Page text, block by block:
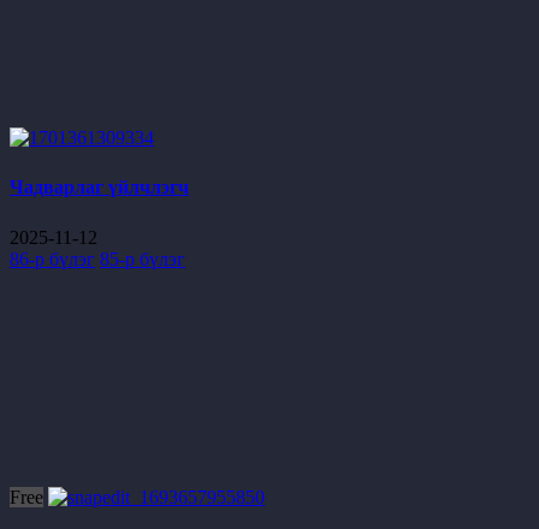
Чадварлаг үйлчлэгч
2025-11-12
86-р бүлэг 85-р бүлэг
Free